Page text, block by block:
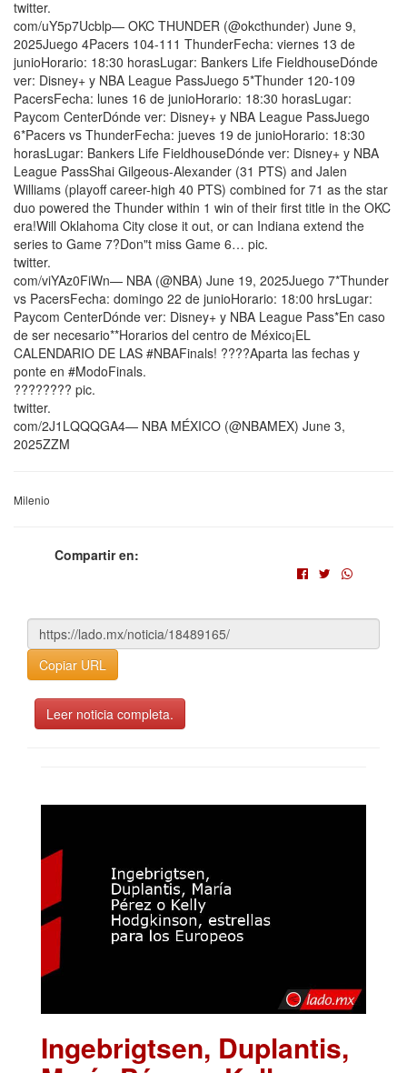
twitter.
com/uY5p7Ucblp— OKC THUNDER (@okcthunder) June 9,
2025Juego 4Pacers 104-111 ThunderFecha: viernes 13 de
junioHorario: 18:30 horasLugar: Bankers Life FieldhouseDónde
ver: Disney+ y NBA League PassJuego 5*Thunder 120-109
PacersFecha: lunes 16 de junioHorario: 18:30 horasLugar:
Paycom CenterDónde ver: Disney+ y NBA League PassJuego
6*Pacers vs ThunderFecha: jueves 19 de junioHorario: 18:30
horasLugar: Bankers Life FieldhouseDónde ver: Disney+ y NBA
League PassShai Gilgeous-Alexander (31 PTS) and Jalen
Williams (playoff career-high 40 PTS) combined for 71 as the star
duo powered the Thunder within 1 win of their first title in the OKC
era!Will Oklahoma City close it out, or can Indiana extend the
series to Game 7?Don"t miss Game 6… pic.
twitter.
com/viYAz0FiWn— NBA (@NBA) June 19, 2025Juego 7*Thunder
vs PacersFecha: domingo 22 de junioHorario: 18:00 hrsLugar:
Paycom CenterDónde ver: Disney+ y NBA League Pass*En caso
de ser necesario**Horarios del centro de México¡EL
CALENDARIO DE LAS #NBAFinals! ????Aparta las fechas y
ponte en #ModoFinals.
???????? pic.
twitter.
com/2J1LQQQGA4— NBA MÉXICO (@NBAMEX) June 3,
2025ZZM
Milenio
Compartir en:
Copiar URL
Leer noticia completa.
Ingebrigtsen, Duplantis,